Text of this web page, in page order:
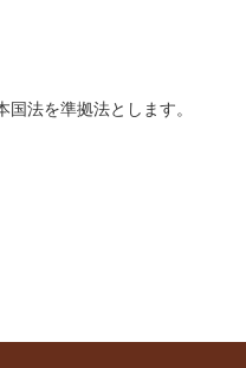
法を準拠法とします。